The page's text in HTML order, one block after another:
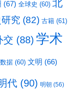
(67) 全球史 (60) 北
究 (82) 古籍 (61)
交 (88) 学术
数据 (60) 文明 (66)
代 (90) 明朝 (56)